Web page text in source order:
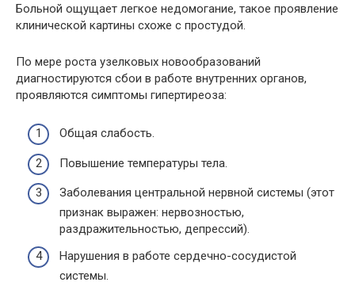
Больной ощущает легкое недомогание, такое проявление
клинической картины схоже с простудой.
По мере роста узелковых новообразований
диагностируются сбои в работе внутренних органов,
проявляются симптомы гипертиреоза:
Общая слабость.
Повышение температуры тела.
Заболевания центральной нервной системы (этот
признак выражен: нервозностью,
раздражительностью, депрессий).
Нарушения в работе сердечно-сосудистой
системы.